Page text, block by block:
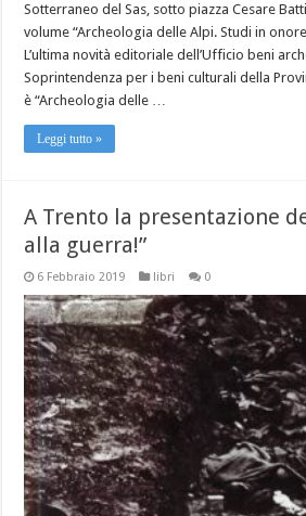
Sotterraneo del Sas, sotto piazza Cesare
volume “Archeologia delle Alpi. Studi in
L’ultima novità editoriale dell’Ufficio beni
Soprintendenza per i beni culturali della
è “Archeologia delle …
Leggi tutto »
A Trento la presentazione
alla guerra!”
6 Febbraio 2019 libri 0